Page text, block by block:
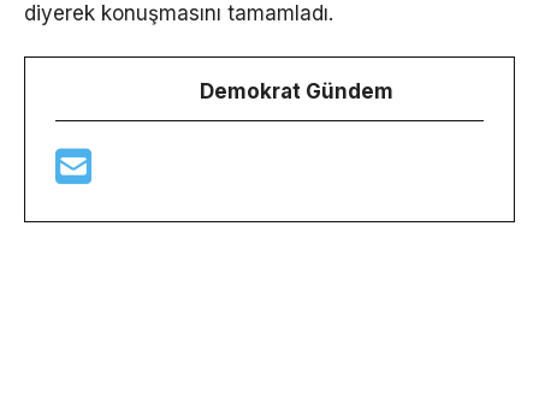
diyerek konuşmasını tamamladı.
Demokrat Gündem